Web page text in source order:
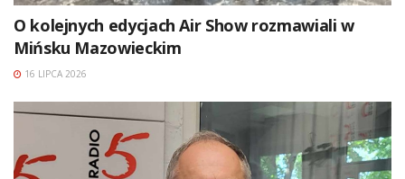
O kolejnych edycjach Air Show rozmawiali w
Mińsku Mazowieckim
16 LIPCA 2026